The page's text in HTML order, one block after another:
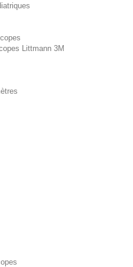
Littmann 3M